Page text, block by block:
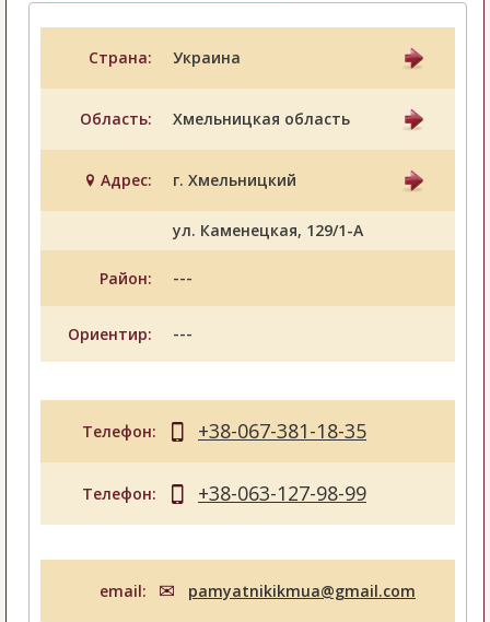
Страна: Украина
Область: Хмельницкая область
Адрес: г. Хмельницкий
ул. Каменецкая, 129/1-А
Район: ---
Ориентир: ---
Телефон: +38-067-381-18-35
Телефон: +38-063-127-98-99
email: pamyatnikikmua@gmail.com